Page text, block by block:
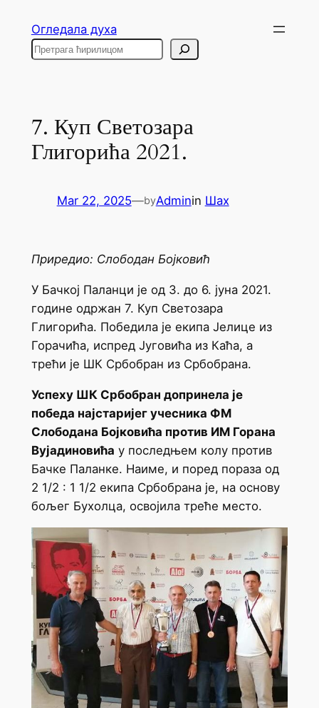
content
Огледала духа
Search
7. Куп Светозара
Глигорића 2021.
Mar 22, 2025—byAdminin Шах
Приредио: Слободан Бојковић
У Бачкој Паланци је од 3. до 6. јуна 2021.
године одржан 7. Куп Светозара
Глигорића. Победила је екипа Јелице из
Горачића, испред Југовића из Каћа, а
трећи је ШК Србобран из Србобрана.
Успеху ШК Србобран допринела је
победа најстаријег учесника ФМ
Слободана Бојковића против ИМ Горана
Вујадиновића у последњем колу против
Бачке Паланке. Наиме, и поред пораза од
2 1/2 : 1 1/2 екипа Србобрана је, на основу
бољег Бухолца, освојила треће место.